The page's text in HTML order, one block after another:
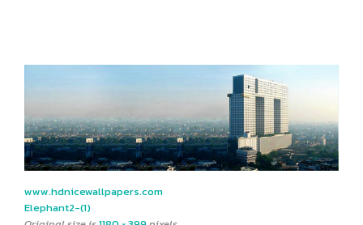
www.hdnicewallpapers.com
Elephant2-(1)